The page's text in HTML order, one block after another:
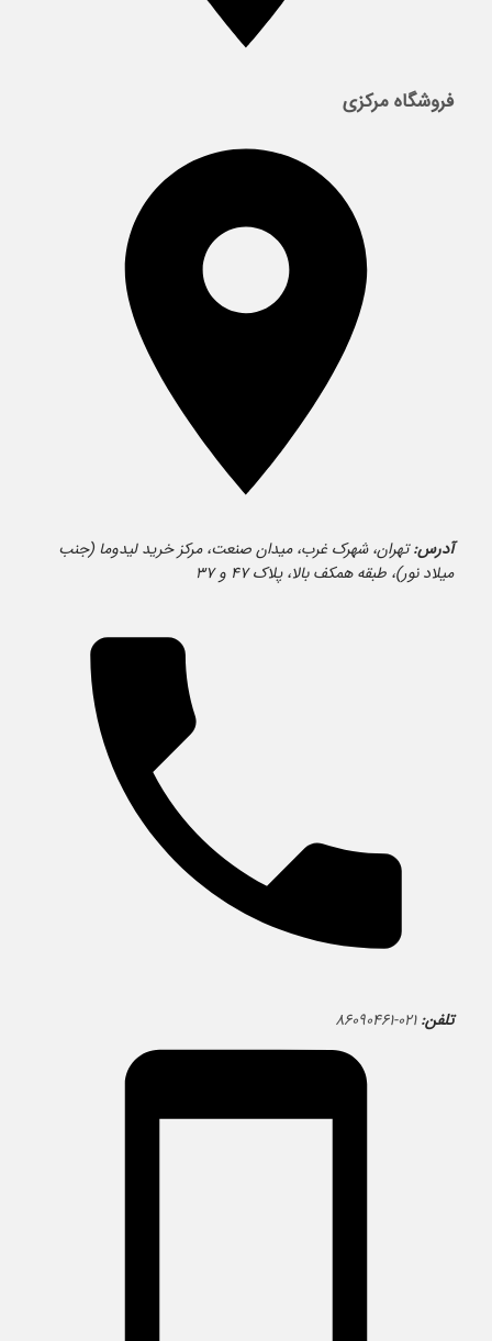
فروشگاه مرکزی
آدرس:تهران، شهرک غرب، میدان صنعت، مرکز خرید لیدوما (جنب
میلاد نور)، طبقه همکف بالا، پلاک ۴۷ و ۳۷
تلفن: ۰۲۱-۸۶۰۹۰۴۶۱